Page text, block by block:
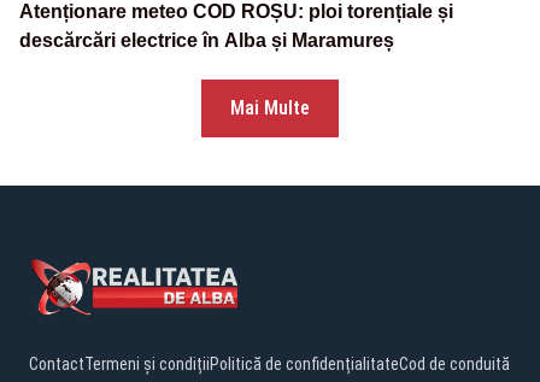
Atenționare meteo COD ROȘU: ploi torențiale și
descărcări electrice în Alba și Maramureș
Mai Multe
ContactTermeni și condițiiPolitică de confidențialitateCod de conduită